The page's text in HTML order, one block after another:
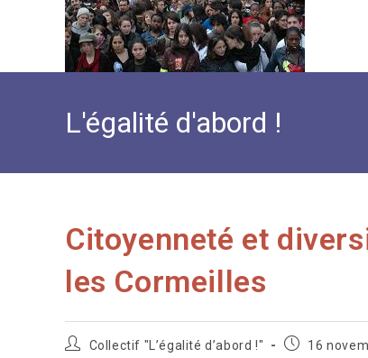
L'égalité d'abord !
Citoyenneté et
les Cormeilles
Auteur/autrice
Collectif "L’égalité d’abord !"
Publication
16